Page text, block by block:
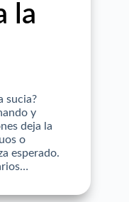
la
sucia?
y
deja la
o
esperado.